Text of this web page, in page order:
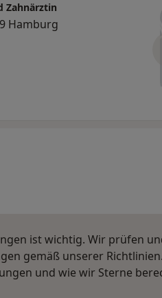
Zahnärztin
Hamburg
ist wichtig. Wir prüfen
gemäß unserer
und wie wir Sterne